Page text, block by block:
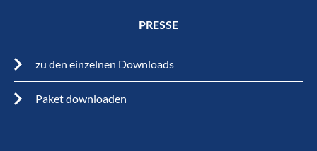
PRESSE
zu den einzelnen Downloads
Paket downloaden